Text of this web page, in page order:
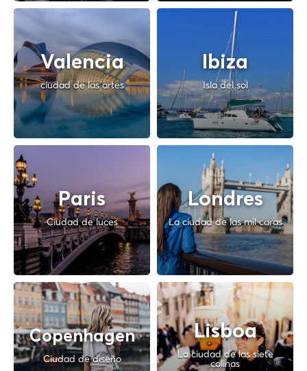
Valencia
ciudad de las artes
Ibiza
Isla del sol
Paris
Ciudad de luces
Londres
La ciudad de las mil caras
Copenhagen
Ciudad de diseño
Lisboa
La ciudad de las siete
colinas